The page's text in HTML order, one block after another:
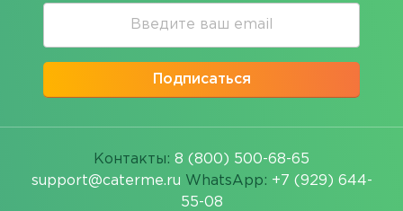
Подписаться
Контакты: 8 (800) 500-68-65
support@caterme.ru WhatsApp: +7 (929) 644-
55-08